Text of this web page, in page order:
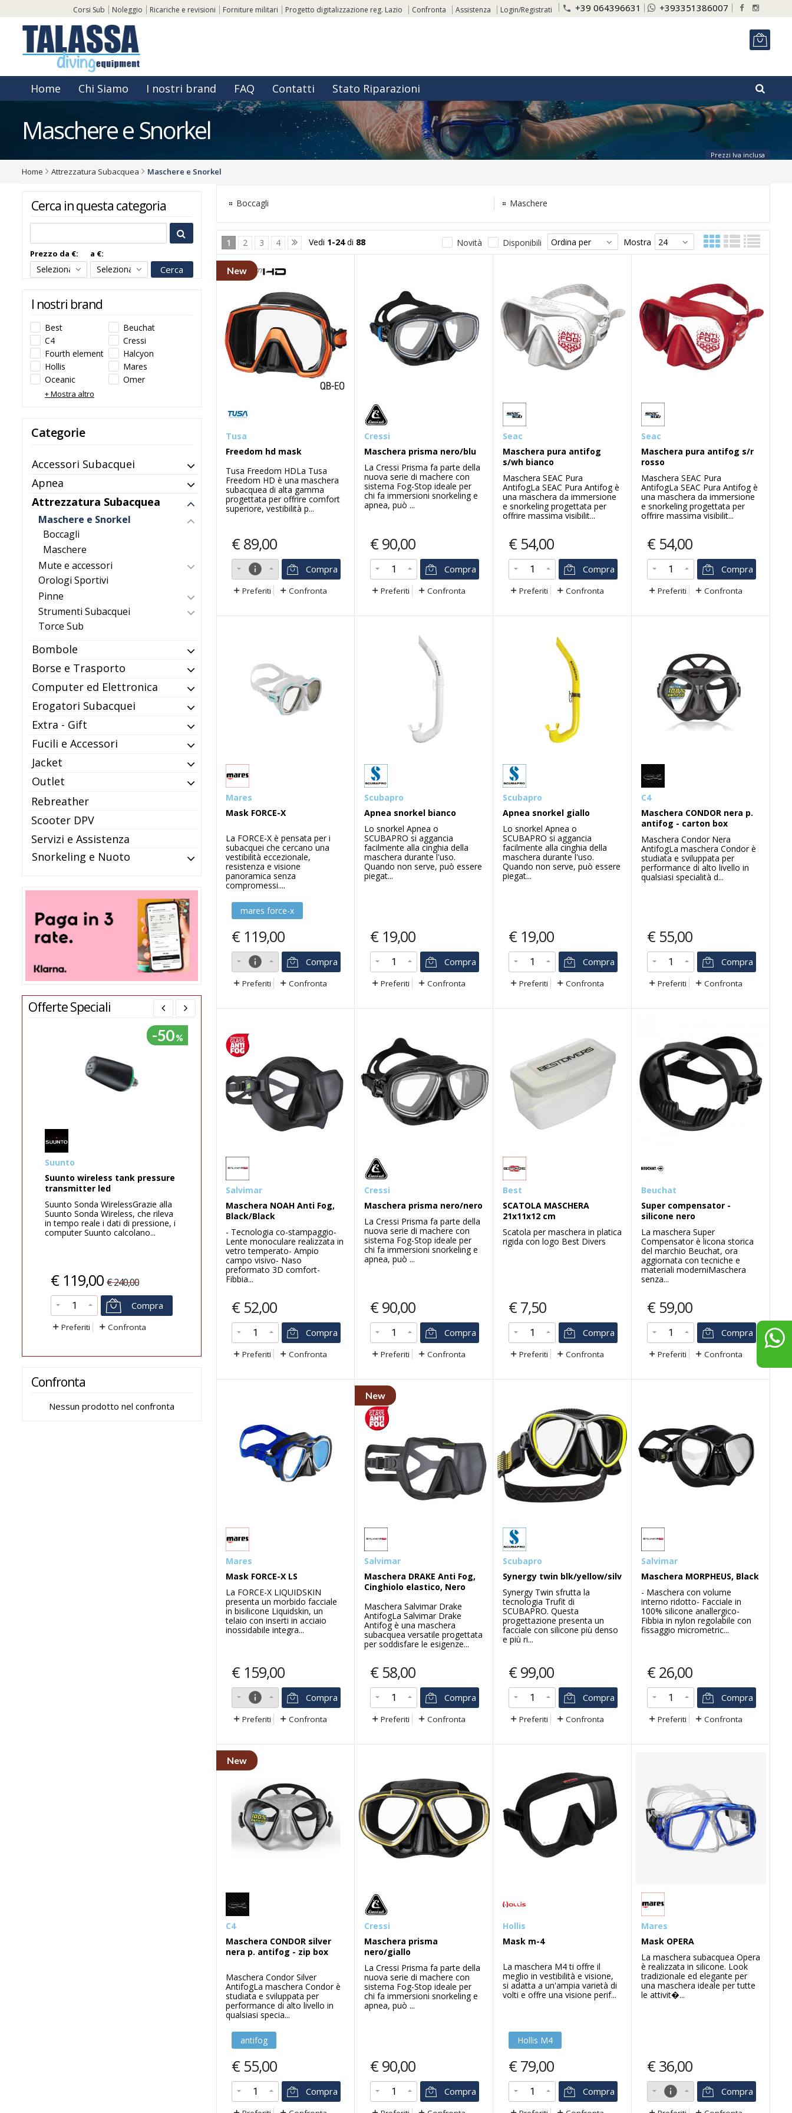
phone +39 064396631 +393351386007
Corsi Sub Noleggio Ricariche e revisioni Forniture militari Progetto digitalizzazione reg. Lazio Confronta Assistenza
Login/Registrati
Home Chi Siamo I nostri brand FAQ Contatti Stato Riparazioni
Maschere e Snorkel
Prezzi Iva inclusa
Home Attrezzatura Subacquea Maschere e Snorkel
Boccagli Maschere
1 2 3 4 Vedi 1-24di 88 Mostra
Novità Disponibili
New
Tusa
Freedom hd mask
Tusa Freedom HDLa Tusa
Freedom HD è una maschera
subacquea di alta gamma
progettata per offrire comfort
superiore, vestibilità p...
€89,00
info Compra
Preferiti Confronta
Cressi
Maschera prisma nero/blu
La Cressi Prisma fa parte della
nuova serie di machere con
sistema Fog-Stop ideale per
chi fa immersioni snorkeling e
apnea, può ...
€ 90,00
Compra
Preferiti Confronta
Seac
Maschera pura antifog
s/wh bianco
Maschera SEAC Pura
AntifogLa SEAC Pura Antifog è
una maschera da immersione
e snorkeling progettata per
offrire massima visibilit...
€ 54,00
Compra
Preferiti Confronta
Seac
Maschera pura antifog s/r
rosso
Maschera SEAC Pura
AntifogLa SEAC Pura Antifog è
una maschera da immersione
e snorkeling progettata per
offrire massima visibilit...
€ 54,00
Compra
Preferiti Confronta
Mares
Mask FORCE-X
La FORCE-X è pensata per i
subacquei che cercano una
vestibilità eccezionale,
resistenza e visione
panoramica senza
compromessi....
mares force-x
€ 119,00
info Compra
Preferiti Confronta
Scubapro
Apnea snorkel bianco
Lo snorkel Apnea o
SCUBAPRO si aggancia
facilmente alla cinghia della
maschera durante l'uso.
Quando non serve, può essere
piegat...
€ 19,00
Compra
Preferiti Confronta
Scubapro
Apnea snorkel giallo
Lo snorkel Apnea o
SCUBAPRO si aggancia
facilmente alla cinghia della
maschera durante l'uso.
Quando non serve, può essere
piegat...
€ 19,00
Compra
Preferiti Confronta
C4
Maschera CONDOR nera p.
antifog - carton box
Maschera Condor Nera
AntifogLa maschera Condor è
studiata e sviluppata per
performance di alto livello in
qualsiasi specialità d...
€ 55,00
Compra
Preferiti Confronta
Salvimar
Maschera NOAH Anti Fog,
Black/Black
- Tecnologia co-stampaggio-
Lente monoculare realizzata in
vetro temperato- Ampio
campo visivo- Naso
preformato 3D comfort-
Fibbia...
€ 52,00
Compra
Preferiti Confronta
Cressi
Maschera prisma nero/nero
La Cressi Prisma fa parte della
nuova serie di machere con
sistema Fog-Stop ideale per
chi fa immersioni snorkeling e
apnea, può ...
€ 90,00
Compra
Preferiti Confronta
Best
SCATOLA MASCHERA
21x11x12 cm
Scatola per maschera in platica
rigida con logo Best Divers
€ 7,50
Compra
Preferiti Confronta
Beuchat
Super compensator -
silicone nero
La maschera Super
Compensator è licona storica
del marchio Beuchat, ora
aggiornata con tecniche e
materiali moderniMaschera
senza...
€ 59,00
Compra
Preferiti Confronta
Mares
Mask FORCE-X LS
La FORCE-X LIQUIDSKIN
presenta un morbido facciale
in bisilicone Liquidskin, un
telaio con inserti in acciaio
inossidabile integra...
€ 159,00
info Compra
Preferiti Confronta
New
Salvimar
Maschera DRAKE Anti Fog,
Cinghiolo elastico, Nero
Maschera Salvimar Drake
AntifogLa Salvimar Drake
Antifog è una maschera
subacquea versatile progettata
per soddisfare le esigenze...
€ 58,00
Compra
Preferiti Confronta
Scubapro
Synergy twin blk/yellow/silv
Synergy Twin sfrutta la
tecnologia Trufit di
SCUBAPRO. Questa
progettazione presenta un
facciale con silicone più denso
e più ri...
€ 99,00
Compra
Preferiti Confronta
Salvimar
Maschera MORPHEUS, Black
- Maschera con volume
interno ridotto- Facciale in
100% silicone anallergico-
Fibbia in nylon regolabile con
fissaggio micrometric...
€ 26,00
Compra
Preferiti Confronta
New
C4
Maschera CONDOR silver
nera p. antifog - zip box
Maschera Condor Silver
AntifogLa maschera Condor è
studiata e sviluppata per
performance di alto livello in
qualsiasi specia...
antifog
€ 55,00
Compra
Cressi
Maschera prisma
nero/giallo
La Cressi Prisma fa parte della
nuova serie di machere con
sistema Fog-Stop ideale per
chi fa immersioni snorkeling e
apnea, può ...
€ 90,00
Compra
Hollis
Mask m-4
La maschera M4 ti offre il
meglio in vestibilità e visione,
si adatta a un'ampia varietà di
volti e offre una visione perif...
Hollis M4
€ 79,00
Compra
Mares
Mask OPERA
La maschera subacquea Opera
è realizzata in silicone. Look
tradizionale ed elegante per
una maschera ideale per tutte
le attivit�...
€ 36,00
info Compra
Cerca in questa categoria
Prezzo da €: a €:
Cerca
I nostri brand
Best
Beuchat
C4
Cressi
Fourth element
Halcyon
Hollis
Mares
Oceanic
Omer
Salvimar
+ Mostra altro
Categorie
Accessori Subacquei
Apnea
Attrezzatura Subacquea
Maschere e Snorkel
Boccagli
Maschere
Mute e accessori
Orologi Sportivi
Pinne
Strumenti Subacquei
Torce Sub
Bombole
Borse e Trasporto
Computer ed Elettronica
Erogatori Subacquei
Extra - Gift
Fucili e Accessori
Jacket
Outlet
Rebreather
Scooter DPV
Servizi e Assistenza
Snorkeling e Nuoto
Offerte Speciali
tank pressure
WirelessGrazie alla
Wireless, che rileva
i dati di pressione, i
calcolano...
Compra
Confronta
-39
UNDERWATER DIGITAL CAMERA
ULTRAMAX La fotocamera
subacquea esclusiva per veri
esploratoriScopri ULTRAMAX, la
fotocamera subacquea pensata
359,00
Compra
Confronta
Combo jelly verde/rosa
Combo Jelly è la combinazione
maschera e snorkel per bambini
dai 4 ani 7anni che si approcciano
per la prima volta allo snorkelin...
Compra
Preferiti Confronta
Erogatore dual adj 62x - 75
anniversary
Mares presenta l'edizione speciale
DUAL ADJ 62X per celebrare il 75°
anniversario.
Questa versione esclusiva
combina le tecnol...
Preferiti Confronta
Una guida per il subacqueo
ricreativo, avanzato e tecnico
teoria e fisiologia della
decompressione.
Libro Deco For Divers<...
€17,00
Preferiti Confronta
Confronta
Nessun prodotto nel confronta